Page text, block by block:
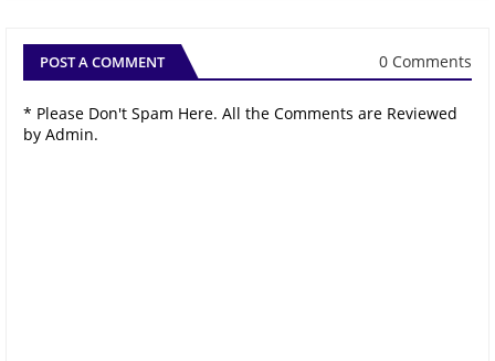
POST A COMMENT 0 Comments
* Please Don't Spam Here. All the Comments are Reviewed
by Admin.